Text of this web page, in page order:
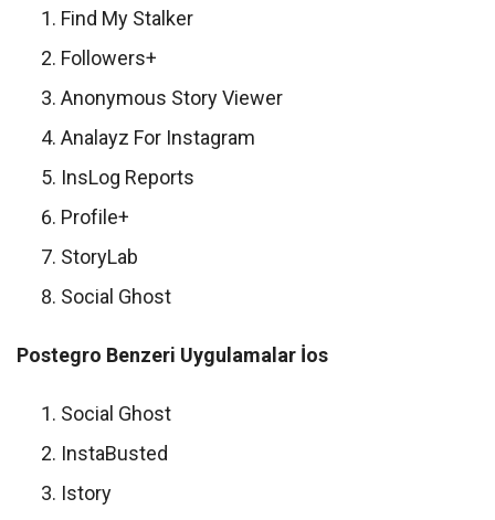
Find My Stalker
Followers+
Anonymous Story Viewer
Analayz For Instagram
InsLog Reports
Profile+
StoryLab
Social Ghost
Postegro Benzeri Uygulamalar İos
Social Ghost
InstaBusted
Istory